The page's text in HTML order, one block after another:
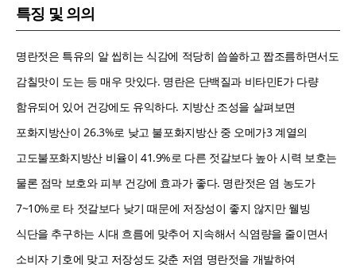
특징 및 의의
명란젓은 특유의 알 씹히는 식감에 적당히 씁쓸하고 짭조름하면서도
감칠맛이 도는 등 매우 맛있다. 명란은 단백질과 비타민E가 다량
함유되어 있어 건강에도 유익하다. 지방산 조성을 살펴보면
포화지방산이 26.3%로 낮고 불포화지방산 중 오메가3 계열의
고도불포화지방산 비율이 41.9%로 다른 젓갈보다 높아 시력 보호는
물론 점막 보호와 피부 건강에 효과가 좋다. 명란젓은 염 농도가
7~10%로 타 젓갈보다 낮기 때문에 저장성이 좋지 않지만 웰빙
식단을 추구하는 시대 흐름에 맞추어 지속해서 식염량을 줄이면서
소비자 기호에 맞고 저장성도 갖춘 저염 명란젓을 개발하여